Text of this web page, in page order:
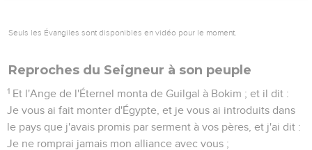
Seuls les Évangiles sont disponibles en vidéo pour le moment.
Reproches du Seigneur à son peuple
1 Et l'Ange de l'Éternel monta de Guilgal à Bokim ; et il dit :
Je vous ai fait monter d'Égypte, et je vous ai introduits dans
le pays que j'avais promis par serment à vos pères, et j'ai dit :
Je ne romprai jamais mon alliance avec vous ;